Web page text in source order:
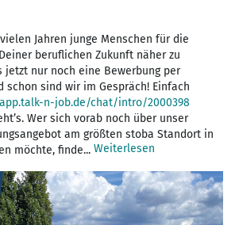
Jahren junge Menschen für die
beruflichen Zukunft näher zu
jetzt nur noch eine Bewerbung per
schon sind wir im Gespräch! Einfach
n-job.de/chat/intro/2000398
Wer sich vorab noch über unser
am größten stoba Standort in
möchte, finde... Weiterlesen